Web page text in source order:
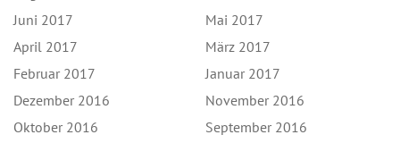
Juni 2017
Mai 2017
April 2017
März 2017
Februar 2017
Januar 2017
Dezember 2016
November 2016
Oktober 2016
September 2016